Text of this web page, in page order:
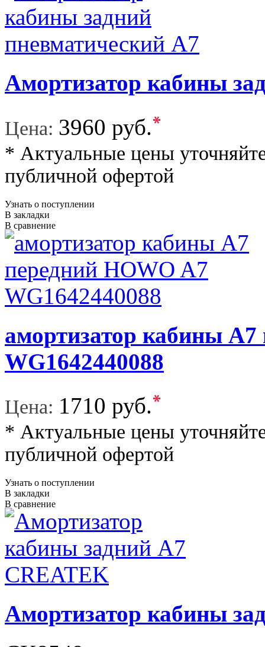
Амортизатор кабины
Цена: 3960 руб.*
* Актуальные цены
публичной офертой
Узнать о поступлении
В закладки
В сравнение
амортизатор кабины
WG1642440088
Цена: 1710 руб.*
* Актуальные цены
публичной офертой
Узнать о поступлении
В закладки
В сравнение
Амортизатор кабины